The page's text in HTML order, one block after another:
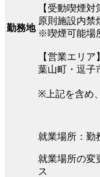
勤務地
【受動喫煙対
原則施設内禁
※喫煙可能場
【営業エリア】
葉山町・逗
※上記を含め
就業場所：勤
就業場所の変
ス